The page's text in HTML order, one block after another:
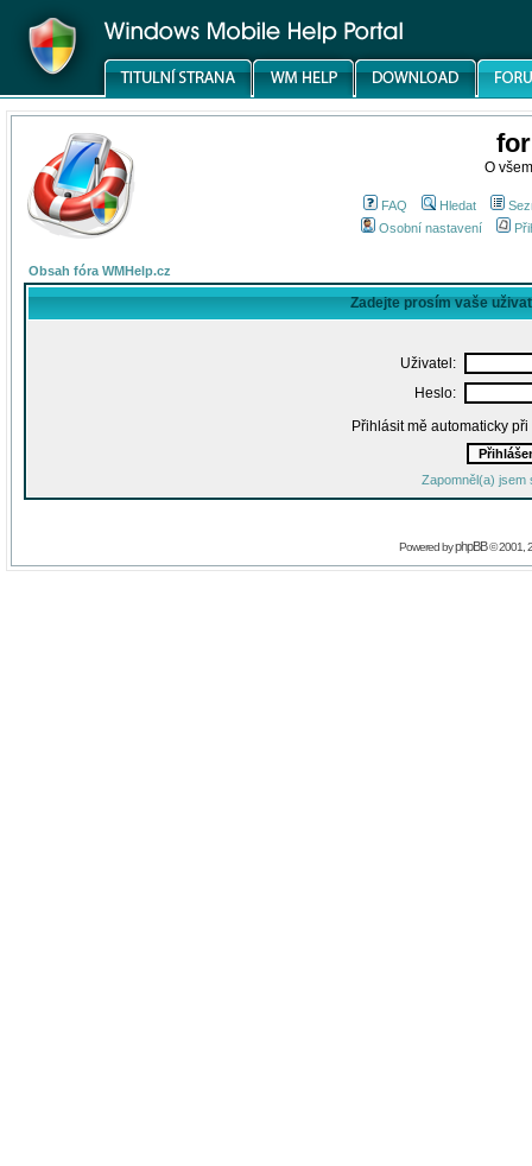
O
FAQ Hledat
Osobní nastavení
Obsah fóra WMHelp.cz
Zadejte prosím vaše
Uživatel:
Heslo:
Přihlásit mě automaticky
Zapomněl(a) jsem
Powered byphpBB© 2001,